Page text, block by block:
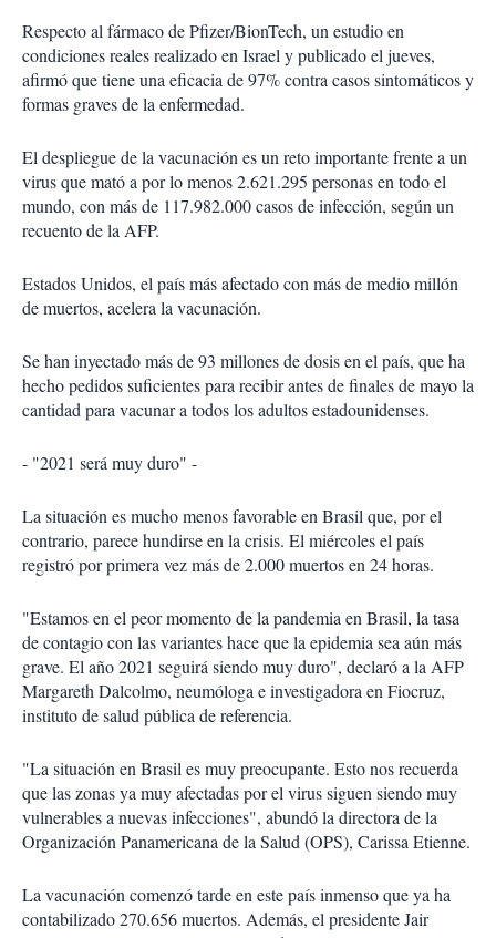
Respecto al fármaco de Pfizer/BionTech, un estudio en
condiciones reales realizado en Israel y publicado el jueves,
afirmó que tiene una eficacia de 97% contra casos sintomáticos y
formas graves de la enfermedad.
El despliegue de la vacunación es un reto importante frente a un
virus que mató a por lo menos 2.621.295 personas en todo el
mundo, con más de 117.982.000 casos de infección, según un
recuento de la AFP.
Estados Unidos, el país más afectado con más de medio millón
de muertos, acelera la vacunación.
Se han inyectado más de 93 millones de dosis en el país, que ha
hecho pedidos suficientes para recibir antes de finales de mayo la
cantidad para vacunar a todos los adultos estadounidenses.
- "2021 será muy duro" -
La situación es mucho menos favorable en Brasil que, por el
contrario, parece hundirse en la crisis. El miércoles el país
registró por primera vez más de 2.000 muertos en 24 horas.
"Estamos en el peor momento de la pandemia en Brasil, la tasa
de contagio con las variantes hace que la epidemia sea aún más
grave. El año 2021 seguirá siendo muy duro", declaró a la AFP
Margareth Dalcolmo, neumóloga e investigadora en Fiocruz,
instituto de salud pública de referencia.
"La situación en Brasil es muy preocupante. Esto nos recuerda
que las zonas ya muy afectadas por el virus siguen siendo muy
vulnerables a nuevas infecciones", abundó la directora de la
Organización Panamericana de la Salud (OPS), Carissa Etienne.
La vacunación comenzó tarde en este país inmenso que ya ha
contabilizado 270.656 muertos. Además, el presidente Jair